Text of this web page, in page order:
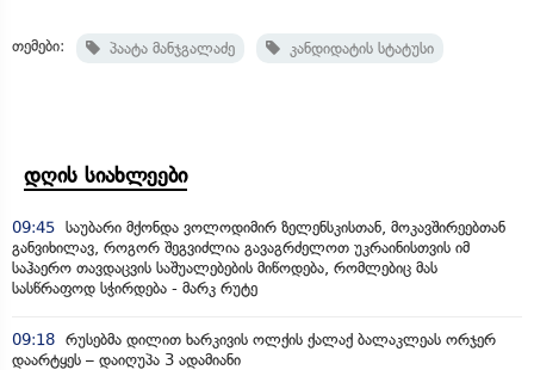
თემები: პაატა მანჯგალაძე კანდიდატის სტატუსი
დღის სიახლეები
09:45 საუბარი მქონდა ვოლოდიმირ ზელენსკისთან, მოკავშირეებთან
განვიხილავ, როგორ შეგვიძლია გავაგრძელოთ უკრაინისთვის იმ
საჰაერო თავდაცვის საშუალებების მიწოდება, რომლებიც მას
სასწრაფოდ სჭირდება - მარკ რუტე
09:18 რუსებმა დილით ხარკივის ოლქის ქალაქ ბალაკლეას ორჯერ
დაარტყეს – დაიღუპა 3 ადამიანი